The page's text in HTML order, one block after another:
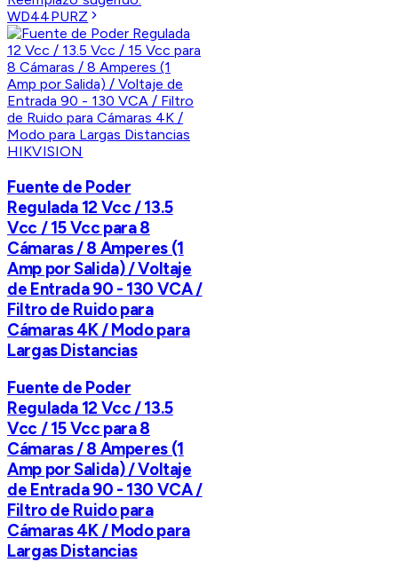
WD44PURZ
HIKVISION
Fuente de Poder
Regulada 12 Vcc / 13.5
Vcc / 15 Vcc para 8
Cámaras / 8 Amperes (1
Amp por Salida) / Voltaje
de Entrada 90 - 130 VCA /
Filtro de Ruido para
Cámaras 4K / Modo para
Largas Distancias
Fuente de Poder
Regulada 12 Vcc / 13.5
Vcc / 15 Vcc para 8
Cámaras / 8 Amperes (1
Amp por Salida) / Voltaje
de Entrada 90 - 130 VCA /
Filtro de Ruido para
Cámaras 4K / Modo para
Largas Distancias